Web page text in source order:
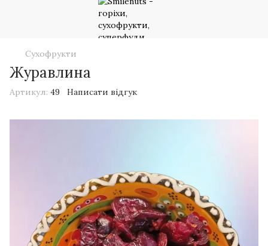
Сухофрукти
Журавлина
Артикул: 49 Написати відгук